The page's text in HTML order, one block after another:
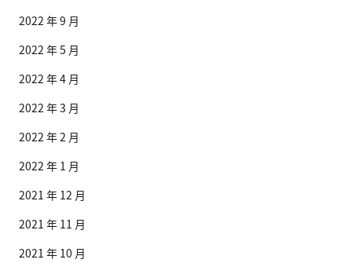
2022 年 9 月
2022 年 5 月
2022 年 4 月
2022 年 3 月
2022 年 2 月
2022 年 1 月
2021 年 12 月
2021 年 11 月
2021 年 10 月